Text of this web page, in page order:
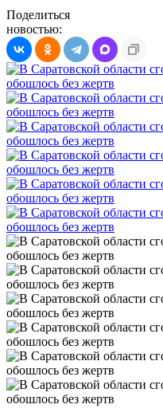
Поделиться
новостью: